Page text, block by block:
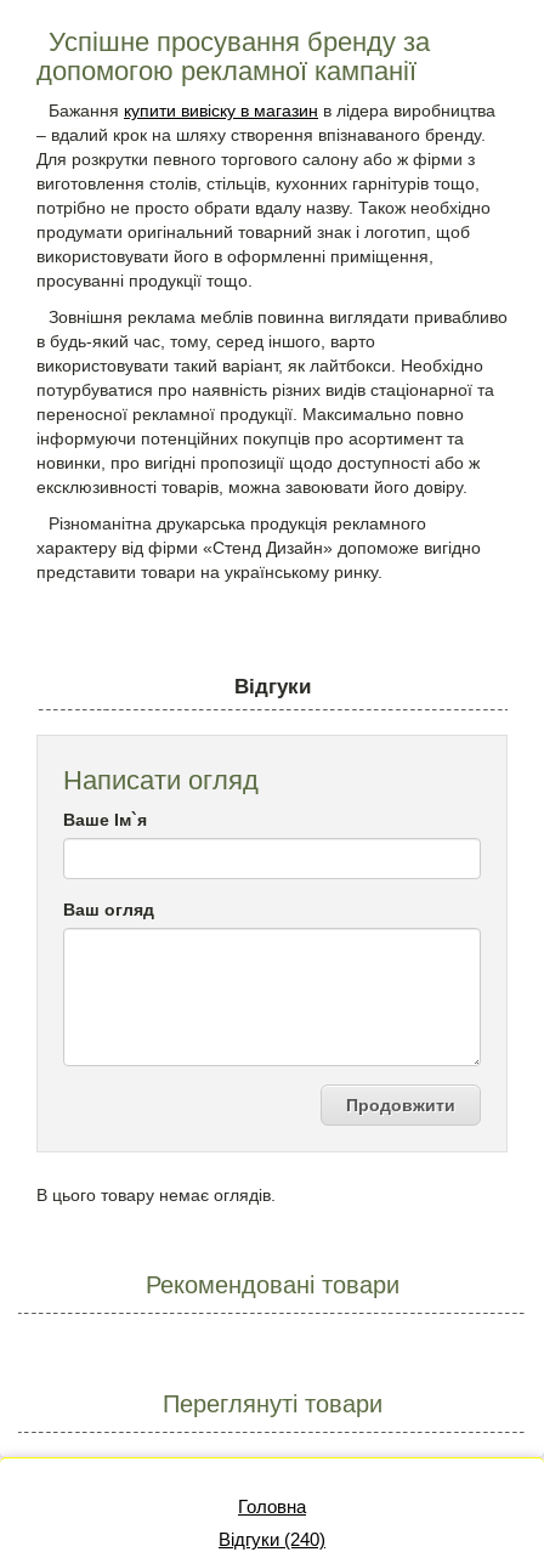
Успішне просування бренду за
допомогою рекламної кампанії
Бажання купити вивіску в магазин в лідера виробництва
– вдалий крок на шляху створення впізнаваного бренду.
Для розкрутки певного торгового салону або ж фірми з
виготовлення столів, стільців, кухонних гарнітурів тощо,
потрібно не просто обрати вдалу назву. Також необхідно
продумати оригінальний товарний знак і логотип, щоб
використовувати його в оформленні приміщення,
просуванні продукції тощо.
Зовнішня реклама меблів повинна виглядати привабливо
в будь-який час, тому, серед іншого, варто
використовувати такий варіант, як лайтбокси. Необхідно
потурбуватися про наявність різних видів стаціонарної та
переносної рекламної продукції. Максимально повно
інформуючи потенційних покупців про асортимент та
новинки, про вигідні пропозиції щодо доступності або ж
ексклюзивності товарів, можна завоювати його довіру.
Різноманітна друкарська продукція рекламного
характеру від фірми «Стенд Дизайн» допоможе вигідно
представити товари на українському ринку.
Відгуки
Написати огляд
Ваше Ім`я
Ваш огляд
Продовжити
В цього товару немає оглядів.
Рекомендовані товари
Переглянуті товари
Головна
Відгуки (240)